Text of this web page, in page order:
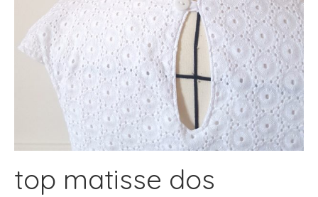
top matisse dos